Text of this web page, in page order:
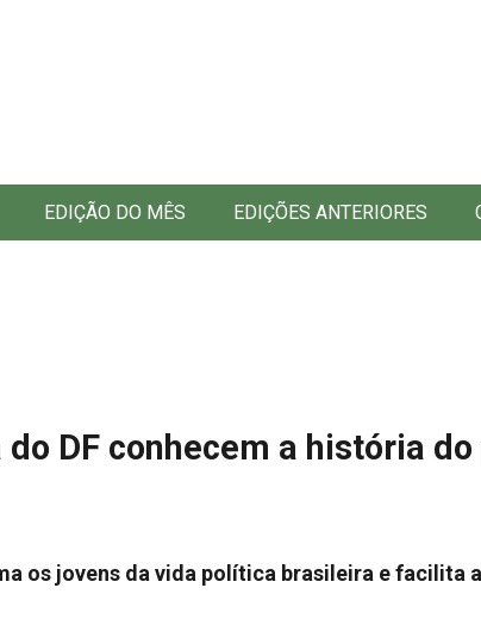
EDIÇÃO DO MÊS EDIÇÕES ANTERIORES
DF conhecem a história
os jovens da vida política brasileira e facilita